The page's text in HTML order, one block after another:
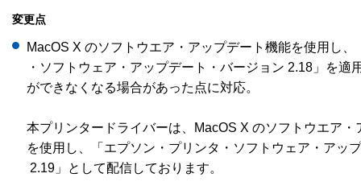
変更点
MacOS X のソフトウエア・アップデート機能を使用し、
・ソフトウェア・アップデート・バージョン 2.18」を適
ができなくなる場合があった点に対応。
本プリンタードライバーは、MacOS X のソフトウエア・
を使用し、「エプソン・プリンタ・ソフトウェア・アッ
2.19」として配信しております。